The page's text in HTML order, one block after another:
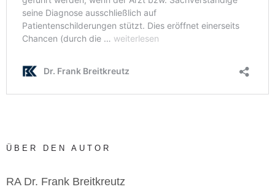
ÜBER DEN AUTOR
RA Dr. Frank Breitkreutz